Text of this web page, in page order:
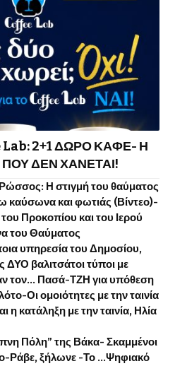
2+1 ΔΩΡΟ ΚΑΦΕ- Η
ΔΕΝ ΧΑΝΕΤΑΙ!
Η στιγμή του θαύματος
καύσωνα και φωτιάς (Βίντεο)-
Προκοπίου και του Ιερού
του Θαύματος
υπηρεσία του Δημοσίου,
ΔΥΟ βαλιτσάτοι τύποι με
τον… Πασά-ΤΖΗ για υπόθεση
Οι ομοιότητες με την ταινία
η κατάληξη με την ταινία, Ηλία
Πόλη” της Βάκα- Σκαμμένοι
Ράβε, ξήλωνε -Το …Ψηφιακό